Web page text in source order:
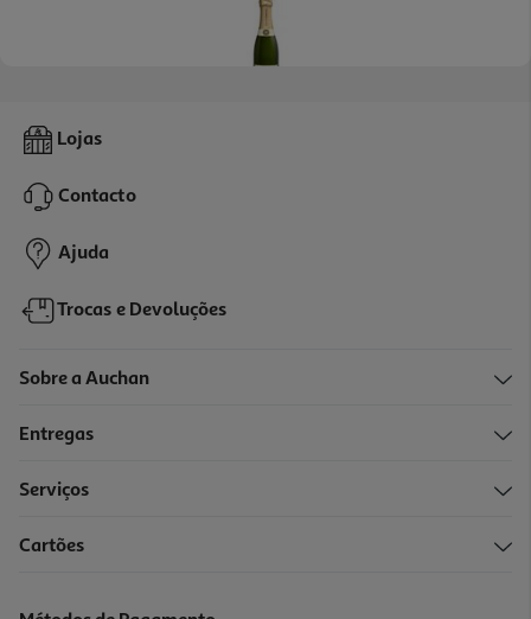
Champagne Veuve Emille Brut Reserve 0.375l
12,99 €
Lojas
Contacto
Ajuda
Trocas e Devoluções
Sobre a Auchan
Entregas
Serviços
Cartões